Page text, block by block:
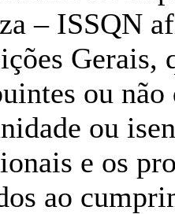
– ISSQN
Gerais,
ou
ou
e os
ao